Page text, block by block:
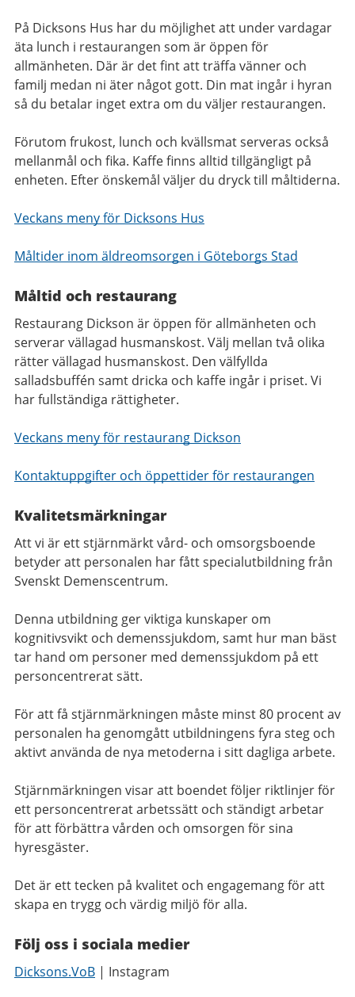
På Dicksons Hus har du möjlighet att under vardagar
äta lunch i restaurangen som är öppen för
allmänheten. Där är det fint att träffa vänner och
familj medan ni äter något gott. Din mat ingår i hyran
så du betalar inget extra om du väljer restaurangen.
Förutom frukost, lunch och kvällsmat serveras också
mellanmål och fika. Kaffe finns alltid tillgängligt på
enheten. Efter önskemål väljer du dryck till måltiderna.
Veckans meny för Dicksons Hus
Måltider inom äldreomsorgen i Göteborgs Stad
Måltid och restaurang
Restaurang Dickson är öppen för allmänheten och
serverar vällagad husmanskost. Välj mellan två olika
rätter vällagad husmanskost. Den välfyllda
salladsbuffén samt dricka och kaffe ingår i priset. Vi
har fullständiga rättigheter.
Veckans meny för restaurang Dickson
Kontaktuppgifter och öppettider för restaurangen
Kvalitetsmärkningar
Att vi är ett stjärnmärkt vård- och omsorgsboende
betyder att personalen har fått specialutbildning från
Svenskt Demenscentrum.
Denna utbildning ger viktiga kunskaper om
kognitivsvikt och demenssjukdom, samt hur man bäst
tar hand om personer med demenssjukdom på ett
personcentrerat sätt.
För att få stjärnmärkningen måste minst 80 procent av
personalen ha genomgått utbildningens fyra steg och
aktivt använda de nya metoderna i sitt dagliga arbete.
Stjärnmärkningen visar att boendet följer riktlinjer för
ett personcentrerat arbetssätt och ständigt arbetar
för att förbättra vården och omsorgen för sina
hyresgäster.
Det är ett tecken på kvalitet och engagemang för att
skapa en trygg och värdig miljö för alla.
Följ oss i sociala medier
Dicksons.VoB | Instagram